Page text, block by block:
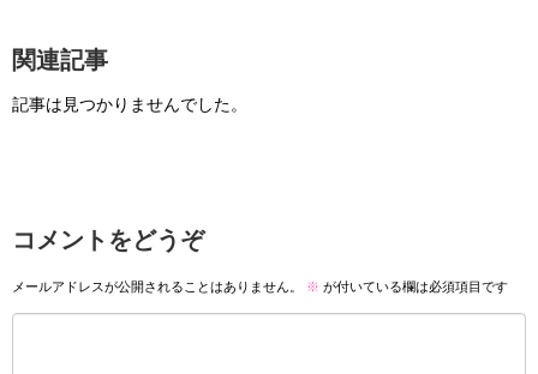
関連記事
記事は見つかりませんでした。
コメントをどうぞ
メールアドレスが公開されることはありません。 ※ が付いている欄は必須項目です